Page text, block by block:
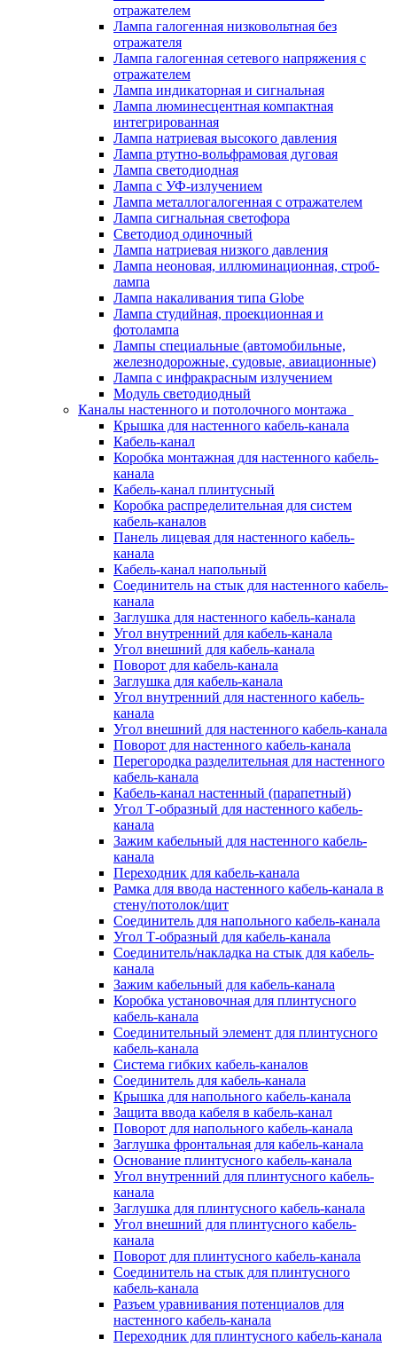
отражателем
Лампа галогенная низковольтная без
отражателя
Лампа галогенная сетевого напряжения с
отражателем
Лампа индикаторная и сигнальная
Лампа люминесцентная компактная
интегрированная
Лампа натриевая высокого давления
Лампа ртутно-вольфрамовая дуговая
Лампа светодиодная
Лампа с УФ-излучением
Лампа металлогалогенная с отражателем
Лампа сигнальная светофора
Светодиод одиночный
Лампа натриевая низкого давления
Лампа неоновая, иллюминационная, строб-
лампа
Лампа накаливания типа Globe
Лампа студийная, проекционная и
фотолампа
Лампы специальные (автомобильные,
железнодорожные, судовые, авиационные)
Лампа с инфракрасным излучением
Модуль светодиодный
Каналы настенного и потолочного монтажа
Крышка для настенного кабель-канала
Кабель-канал
Коробка монтажная для настенного кабель-
канала
Кабель-канал плинтусный
Коробка распределительная для систем
кабель-каналов
Панель лицевая для настенного кабель-
канала
Кабель-канал напольный
Соединитель на стык для настенного кабель-
канала
Заглушка для настенного кабель-канала
Угол внутренний для кабель-канала
Угол внешний для кабель-канала
Поворот для кабель-канала
Заглушка для кабель-канала
Угол внутренний для настенного кабель-
канала
Угол внешний для настенного кабель-канала
Поворот для настенного кабель-канала
Перегородка разделительная для настенного
кабель-канала
Кабель-канал настенный (парапетный)
Угол Т-образный для настенного кабель-
канала
Зажим кабельный для настенного кабель-
канала
Переходник для кабель-канала
Рамка для ввода настенного кабель-канала в
стену/потолок/щит
Соединитель для напольного кабель-канала
Угол Т-образный для кабель-канала
Соединитель/накладка на стык для кабель-
канала
Зажим кабельный для кабель-канала
Коробка установочная для плинтусного
кабель-канала
Соединительный элемент для плинтусного
кабель-канала
Система гибких кабель-каналов
Соединитель для кабель-канала
Крышка для напольного кабель-канала
Защита ввода кабеля в кабель-канал
Поворот для напольного кабель-канала
Заглушка фронтальная для кабель-канала
Основание плинтусного кабель-канала
Угол внутренний для плинтусного кабель-
канала
Заглушка для плинтусного кабель-канала
Угол внешний для плинтусного кабель-
канала
Поворот для плинтусного кабель-канала
Соединитель на стык для плинтусного
кабель-канала
Разъем уравнивания потенциалов для
настенного кабель-канала
Переходник для плинтусного кабель-канала